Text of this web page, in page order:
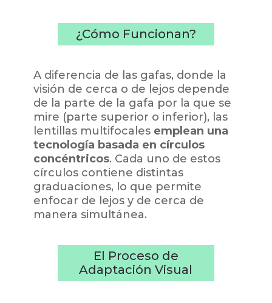
¿Cómo Funcionan?
A diferencia de las gafas, donde la
visión de cerca o de lejos depende
de la parte de la gafa por la que se
mire (parte superior o inferior), las
lentillas multifocales emplean una
tecnología basada en círculos
concéntricos. Cada uno de estos
círculos contiene distintas
graduaciones, lo que permite
enfocar de lejos y de cerca de
manera simultánea.
El Proceso de
Adaptación Visual